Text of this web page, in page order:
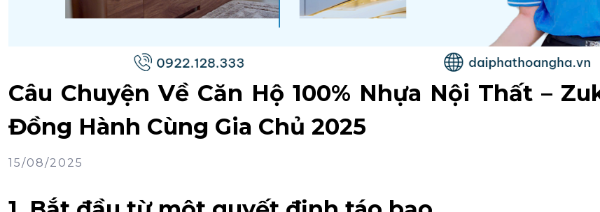
Câu Chuyện Về Căn Hộ 100% Nhựa Nội Thất –
Đồng Hành Cùng Gia Chủ 2025
15/08/2025